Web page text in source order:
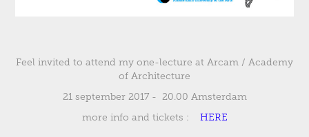
Feel invited to attend my one-lecture at Arcam / Academy
of Architecture
21 september 2017 - 20.00 Amsterdam
more info and tickets : HERE